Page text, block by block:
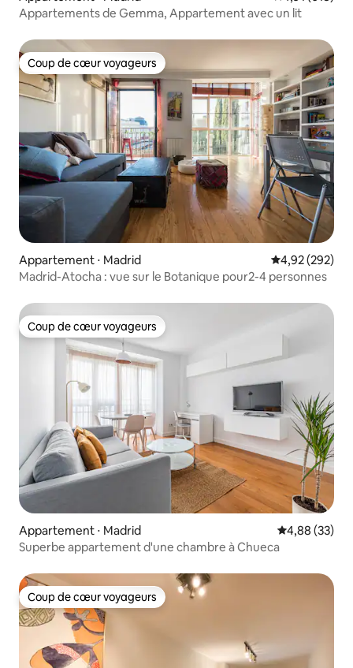
Appartements de Gemma, Appartement avec un lit
Coup de cœur voyageurs
Coup de cœur voyageurs
Appartement ⋅ Madrid Évaluation
4,92 (292)
Madrid-Atocha : vue sur le Botanique pour2-4 personnes
Coup de cœur voyageurs
Coup de cœur voyageurs
Appartement ⋅ Madrid Évaluation
4,88 (33)
Superbe appartement d'une chambre à Chueca
Coup de cœur voyageurs
Coup de cœur voyageurs